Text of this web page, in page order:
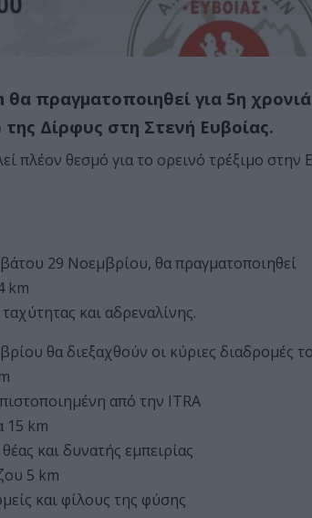
πραγματοποιηθεί για 5η
Δίρφυς στη Στενή Ευβοίας.
πλέον θεσμό για το ορεινό τρέξιμο στην
29 Νοεμβρίου, θα πραγματοποιηθεί
km
και αδρεναλίνης.
θα διεξαχθούν οι κύριες διαδρομές
από την ITRA
15 km
και δυνατής εμπειρίας
5 km
και φίλους της φύσης